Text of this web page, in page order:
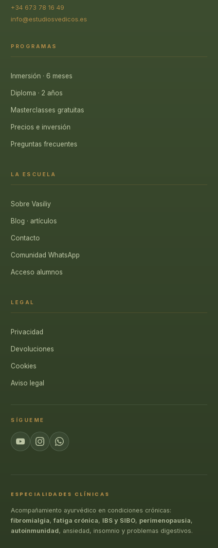
+34 673 78 16 49
info@estudiosvedicos.es
PROGRAMAS
Inmersión · 6 meses
Diploma · 2 años
Masterclasses gratuitas
Precios e inversión
Preguntas frecuentes
LA ESCUELA
Sobre Vasiliy
Blog · artículos
Contacto
Comunidad WhatsApp
Acceso alumnos
LEGAL
Privacidad
Devoluciones
Cookies
Aviso legal
SÍGUEME
ESPECIALIDADES CLÍNICAS
Acompañamiento ayurvédico en condiciones crónicas:
fibromialgia,fatiga crónica, IBS y SIBO, perimenopausia,
autoinmunidad, ansiedad, insomnio y problemas digestivos.